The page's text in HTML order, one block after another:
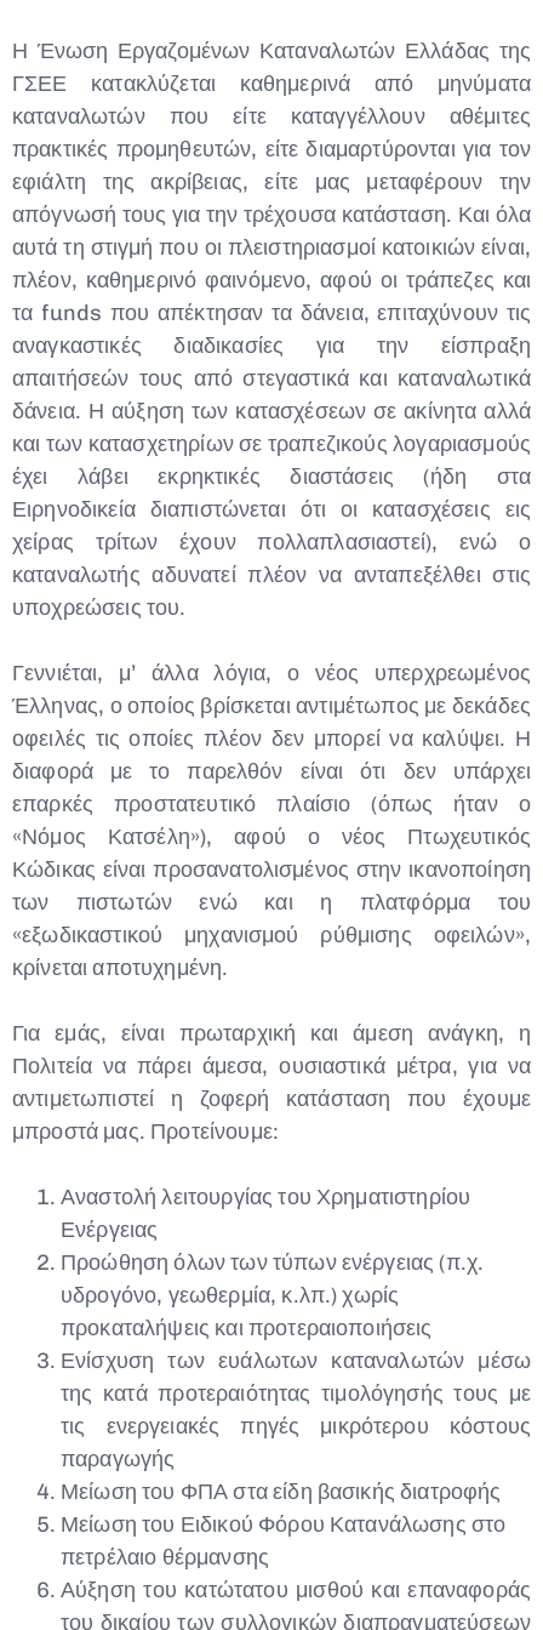
Η Ένωση Εργαζομένων Καταναλωτών Ελλάδας της
ΓΣΕΕ κατακλύζεται καθημερινά από μηνύματα
καταναλωτών που είτε καταγγέλλουν αθέμιτες
πρακτικές προμηθευτών, είτε διαμαρτύρονται για τον
εφιάλτη της ακρίβειας, είτε μας μεταφέρουν την
απόγνωσή τους για την τρέχουσα κατάσταση. Και όλα
αυτά τη στιγμή που οι πλειστηριασμοί κατοικιών είναι,
πλέον, καθημερινό φαινόμενο, αφού οι τράπεζες και
τα funds που απέκτησαν τα δάνεια, επιταχύνουν τις
αναγκαστικές διαδικασίες για την είσπραξη
απαιτήσεών τους από στεγαστικά και καταναλωτικά
δάνεια. Η αύξηση των κατασχέσεων σε ακίνητα αλλά
και των κατασχετηρίων σε τραπεζικούς λογαριασμούς
έχει λάβει εκρηκτικές διαστάσεις (ήδη στα
Ειρηνοδικεία διαπιστώνεται ότι οι κατασχέσεις εις
χείρας τρίτων έχουν πολλαπλασιαστεί), ενώ ο
καταναλωτής αδυνατεί πλέον να ανταπεξέλθει στις
υποχρεώσεις του.
Γεννιέται, μ’ άλλα λόγια, ο νέος υπερχρεωμένος
Έλληνας, ο οποίος βρίσκεται αντιμέτωπος με δεκάδες
οφειλές τις οποίες πλέον δεν μπορεί να καλύψει. Η
διαφορά με το παρελθόν είναι ότι δεν υπάρχει
επαρκές προστατευτικό πλαίσιο (όπως ήταν ο
«Νόμος Κατσέλη»), αφού ο νέος Πτωχευτικός
Κώδικας είναι προσανατολισμένος στην ικανοποίηση
των πιστωτών ενώ και η πλατφόρμα του
«εξωδικαστικού μηχανισμού ρύθμισης οφειλών»,
κρίνεται αποτυχημένη.
Για εμάς, είναι πρωταρχική και άμεση ανάγκη, η
Πολιτεία να πάρει άμεσα, ουσιαστικά μέτρα, για να
αντιμετωπιστεί η ζοφερή κατάσταση που έχουμε
μπροστά μας. Προτείνουμε:
Αναστολή λειτουργίας του Χρηματιστηρίου
Ενέργειας
Προώθηση όλων των τύπων ενέργειας (π.χ.
υδρογόνο, γεωθερμία, κ.λπ.) χωρίς
προκαταλήψεις και προτεραιοποιήσεις
Ενίσχυση των ευάλωτων καταναλωτών μέσω
της κατά προτεραιότητας τιμολόγησής τους με
τις ενεργειακές πηγές μικρότερου κόστους
παραγωγής
Μείωση του ΦΠΑ στα είδη βασικής διατροφής
Μείωση του Ειδικού Φόρου Κατανάλωσης στο
πετρέλαιο θέρμανσης
Αύξηση του κατώτατου μισθού και επαναφοράς
του δικαίου των συλλογικών διαπραγματεύσεων